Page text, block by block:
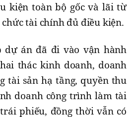
kiện toàn bộ gốc và lãi từ
tài chính đủ điều kiện.
dự án đã đi vào vận hành
thác kinh doanh, doanh
tài sản hạ tầng, quyền thu
doanh công trình làm tài
phiếu, đồng thời vẫn có